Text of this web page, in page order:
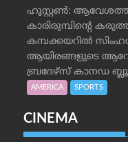
ഹൂസ്റ്റണ്‍:
കാരിരുമ്പിന്റെ
കമ്പക്കയറില്‍
ആയിരങ്ങളുടെ
ബ്രദേഴ്‌സ് കാനഡ
AMERICA SPORTS
CINEMA